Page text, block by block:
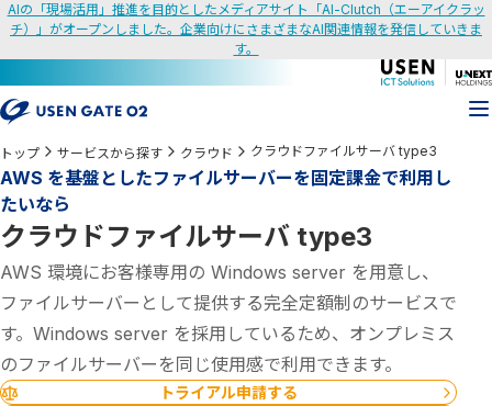
AIの「現場活用」推進を目的としたメディアサイト「AI-Clutch（エーアイクラッ
チ）」がオープンしました。企業向けにさまざまなAI関連情報を発信していきま
す。
トップ サービスから探す クラウド クラウドファイルサーバ type3
AWS を基盤としたファイルサーバーを固定課金で利用し
たいなら
クラウドファイルサーバ type3
AWS 環境にお客様専用の Windows server を用意し、
ファイルサーバーとして提供する完全定額制のサービスで
す。Windows server を採用しているため、オンプレミス
のファイルサーバーを同じ使用感で利用できます。
トライアル申請する